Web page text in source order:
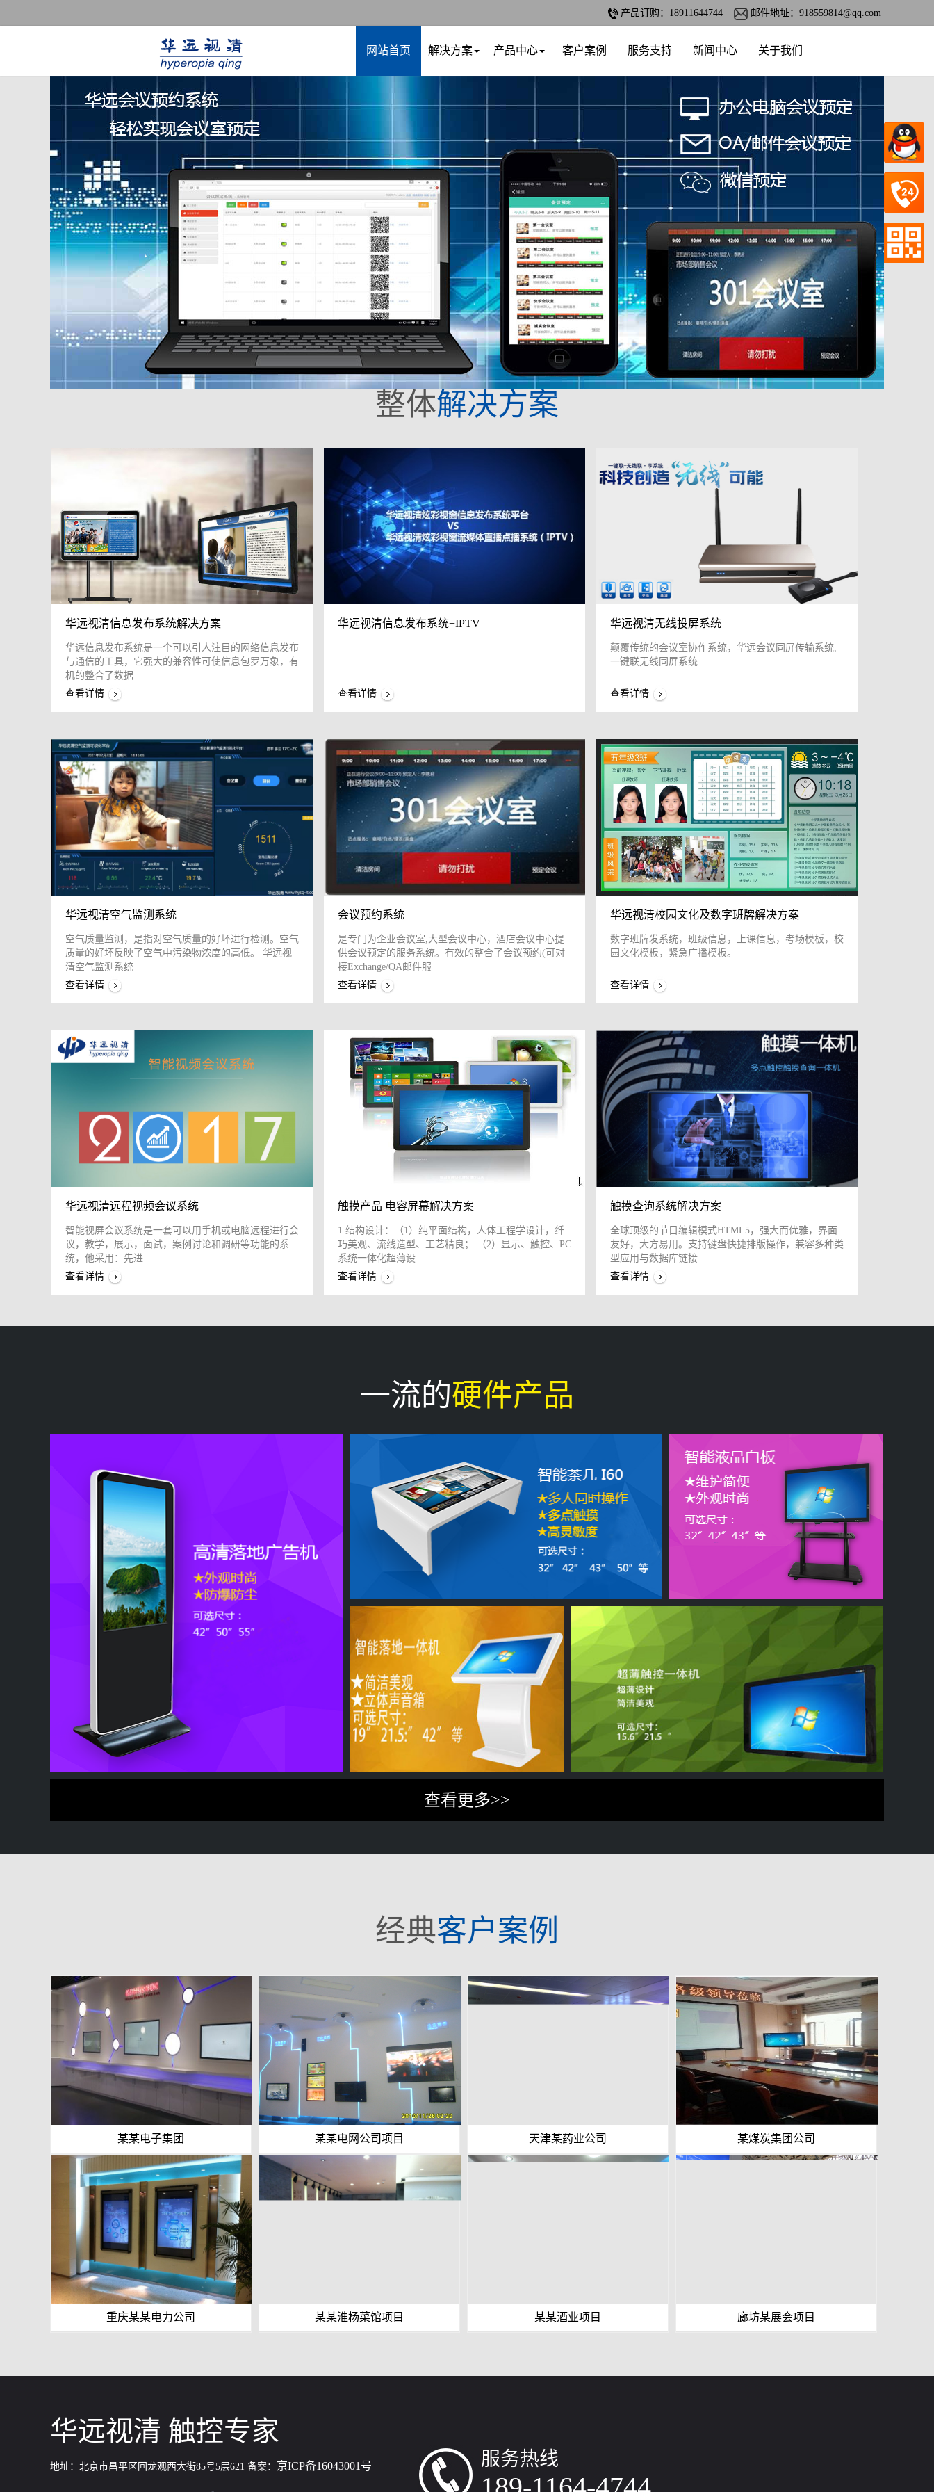
产品订购：18911644744 邮件地址：918559814@qq.com
网站首页 解决方案 产品中心 客户案例 服务支持 新闻中心 关于我们
整体解决方案
华远视清信息发布系统解决方案
华远信息发布系统是一个可以引人注目的网络信息发布
与通信的工具，它强大的兼容性可使信息包罗万象，有
机的整合了数据
查看详情
华远视清信息发布系统+IPTV
查看详情
华远视清无线投屏系统
颠覆传统的会议室协作系统，华远会议同屏传输系统,
一键联无线同屏系统
查看详情
华远视清空气监测系统
空气质量监测，是指对空气质量的好坏进行检测。空气
质量的好坏反映了空气中污染物浓度的高低。 华远视
清空气监测系统
查看详情
会议预约系统
是专门为企业会议室,大型会议中心，酒店会议中心提
供会议预定的服务系统。有效的整合了会议预约(可对
接Exchange/QA邮件服
查看详情
华远视清校园文化及数字班牌解决方案
数字班牌发系统，班级信息，上课信息，考场模板，校
园文化模板，紧急广播模板。
查看详情
华远视清远程视频会议系统
智能视屏会议系统是一套可以用手机或电脑远程进行会
议，教学，展示，面试，案例讨论和调研等功能的系
统，他采用：先进
查看详情
触摸产品 电容屏幕解决方案
1.结构设计：（1）纯平面结构，人体工程学设计，纤
巧美观、流线造型、工艺精良； （2）显示、触控、PC
系统一体化超薄设
查看详情
触摸查询系统解决方案
全球顶级的节目编辑模式HTML5，强大而优雅，界面
友好，大方易用。支持键盘快捷排版操作，兼容多种类
型应用与数据库链接
查看详情
一流的硬件产品
8.5寸触摸显示器 一键联同屏传输系统
查看更多>>
经典客户案例
某某电子集团 某某电网公司项目 天津某药业公司 某煤炭集团公司
重庆某某电力公司 某某淮杨菜馆项目 某某酒业项目 廊坊某展会项目
华远视清 触控专家
地址：北京市昌平区回龙观西大街85号5层621 备案： 京ICP备16043001号 服务热线